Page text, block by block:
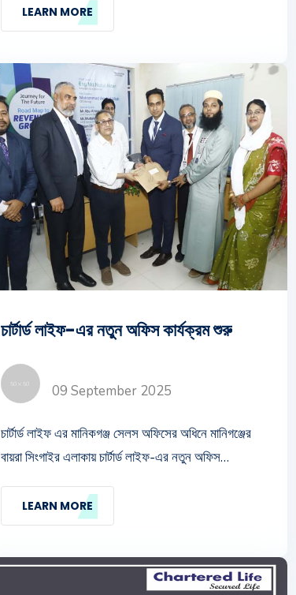
(ভারপ্রাপ্ত) জনাব মোহাম্মদ এমদাদ উল্ল্যাহ এবং গুডহোপ
ইনশিউর লিমিটেড-এর ম্যানেজিং ডিরেক্টর এন্ড সিইও জনাব
করেন।
LEARN MORE
চার্টার্ড লাইফ-এর নতুন অফিস কার্যক্রম শুরু
09 September 2025
চার্টার্ড লাইফ এর মানিকগঞ্জ সেলস অফিসের অধিনে মানিগঞ্জের
বায়রা সিংগাইর এলাকায় চার্টার্ড লাইফ-এর নতুন অফিস
ভাইস চেয়াম্যান জনাব ইঞ্জিনিয়ার মোঃ নুরুল আকতার। এসময়
উপস্থিত ছিলেন কোম্পানীর ভারপ্রাপ্ত মুখ্য নির্বাহী কর্মকর্তা
LEARN MORE